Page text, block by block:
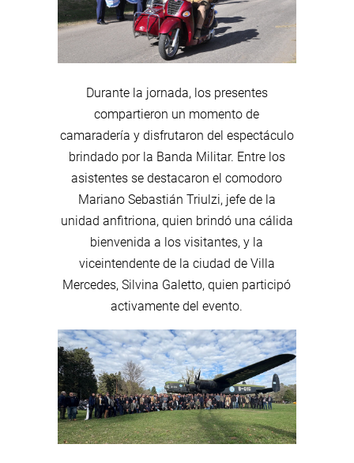
Durante la jornada, los presentes
compartieron un momento de
camaradería y disfrutaron del espectáculo
brindado por la Banda Militar. Entre los
asistentes se destacaron el comodoro
Mariano Sebastián Triulzi, jefe de la
unidad anfitriona, quien brindó una cálida
bienvenida a los visitantes, y la
viceintendente de la ciudad de Villa
Mercedes, Silvina Galetto, quien participó
activamente del evento.